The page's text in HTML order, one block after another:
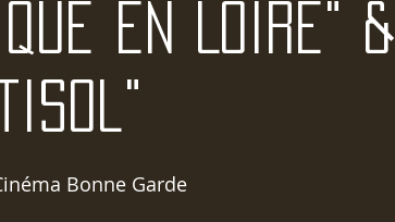
en Loire" &
Bonne Garde